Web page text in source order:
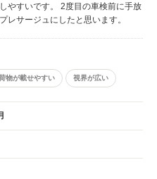
やすいです。 2度目の車検前に手放
レサージュにしたと思います。
物が載せやすい 視界が広い